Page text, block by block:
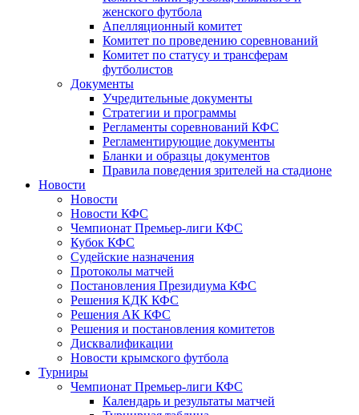
женского футбола
Апелляционный комитет
Комитет по проведению соревнований
Комитет по статусу и трансферам
футболистов
Документы
Учредительные документы
Стратегии и программы
Регламенты соревнований КФС
Регламентирующие документы
Бланки и образцы документов
Правила поведения зрителей на стадионе
Новости
Новости
Новости КФС
Чемпионат Премьер-лиги КФС
Кубок КФС
Судейские назначения
Протоколы матчей
Постановления Президиума КФС
Решения КДК КФС
Решения АК КФС
Решения и постановления комитетов
Дисквалификации
Новости крымского футбола
Турниры
Чемпионат Премьер-лиги КФС
Календарь и результаты матчей